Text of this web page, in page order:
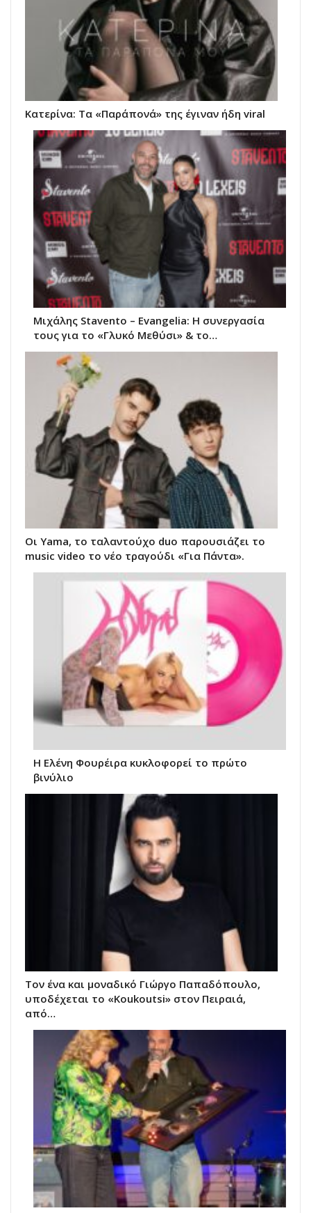
Κατερίνα: Τα «Παράπονά» της έγιναν ήδη viral
Μιχάλης Stavento – Evangelia: Η συνεργασία
τους για το «Γλυκό Μεθύσι» & το…
Οι Yama, το ταλαντούχο duo παρουσιάζει το
music video το νέο τραγούδι «Για Πάντα».
Η Ελένη Φουρέιρα κυκλοφορεί το πρώτο
βινύλιο
Τον ένα και μοναδικό Γιώργο Παπαδόπουλο,
υποδέχεται το «Koukoutsi» στον Πειραιά,
από…